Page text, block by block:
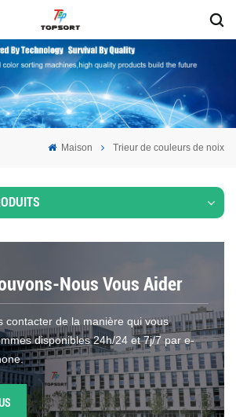
Maison Trieur de couleurs de noix
Nous Vous Aider
contacter de la manière qui vous
disponibles 24h/24 et 7j/7 par e-